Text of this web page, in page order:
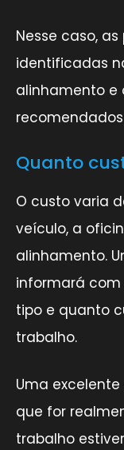
Nesse caso,
identificadas
alinhamento e
Quanto
O custo varia
veículo, a
alinhamento.
informará
tipo e quanto
trabalho.
Uma
que for
trabalho